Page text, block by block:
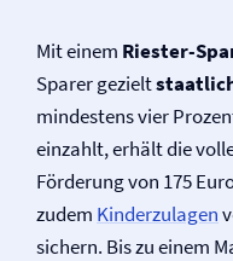
Mit einem Riester-
Sparer gezielt
mindestens vier
einzahlt, erhält die
Förderung von 175
zudem Kinderzulagen
sichern. Bis zu einem